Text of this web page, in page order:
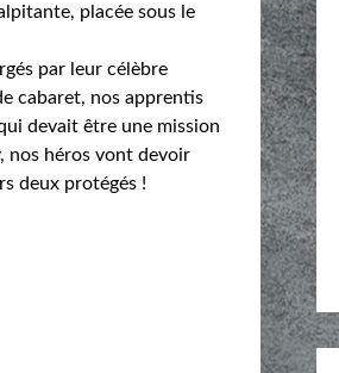
placée sous le
par leur célèbre
cabaret, nos apprentis
devait être une mission
nos héros vont devoir
deux protégés !